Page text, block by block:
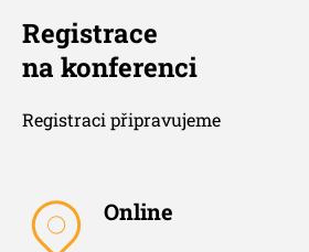
Registrace
na konferenci
Registraci připravujeme
Online